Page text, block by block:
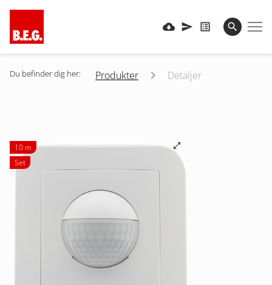
Du befinder dig her: Produkter Detaljer
10 m
Set